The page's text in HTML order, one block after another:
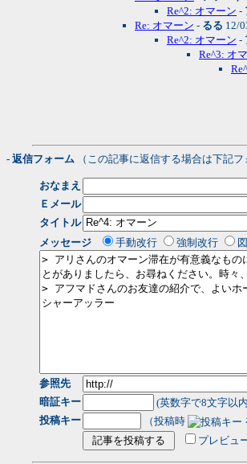
Re^2: オマーン -
Re: オマーン - るる 12/
Re^2: オマーン -
Re^3: オ
- 返信フォーム （この記事に返信する場合は下記フ
おなまえ
Ｅメール
タイトル
メッセージ
手動改行 強制改行
参照先
暗証キー
(英数字で8文字以
投稿キー
（投稿時
プレビュ